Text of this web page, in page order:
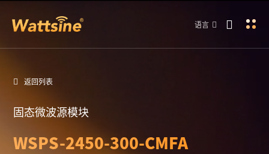
语言
返回列表
固态微波源模块
WSPS-2450-300-CMFA